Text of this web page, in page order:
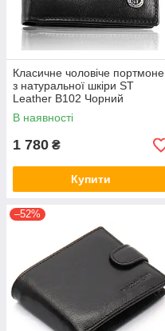
Класичне чоловіче портмоне
з натуральної шкіри ST
Leather В102 Чорний
В наявності
1 780 ₴
Купити
–52%